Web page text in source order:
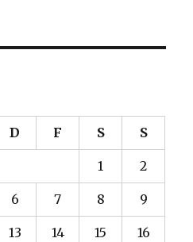
D F S S
1 2
6 7 8 9
13 14 15 16